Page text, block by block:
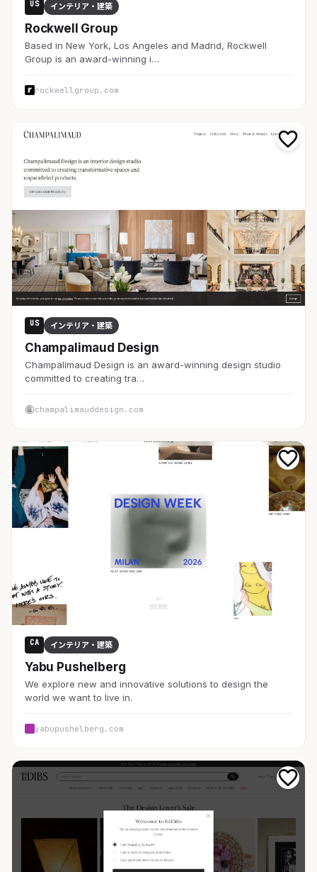
US インテリア・建築
Rockwell Group
Based in New York, Los Angeles and Madrid, Rockwell
Group is an award-winning i…
rockwellgroup.com
US インテリア・建築
Champalimaud Design
Champalimaud Design is an award-winning design studio
committed to creating tra…
champalimauddesign.com
CA インテリア・建築
Yabu Pushelberg
We explore new and innovative solutions to design the
world we want to live in.
yabupushelberg.com